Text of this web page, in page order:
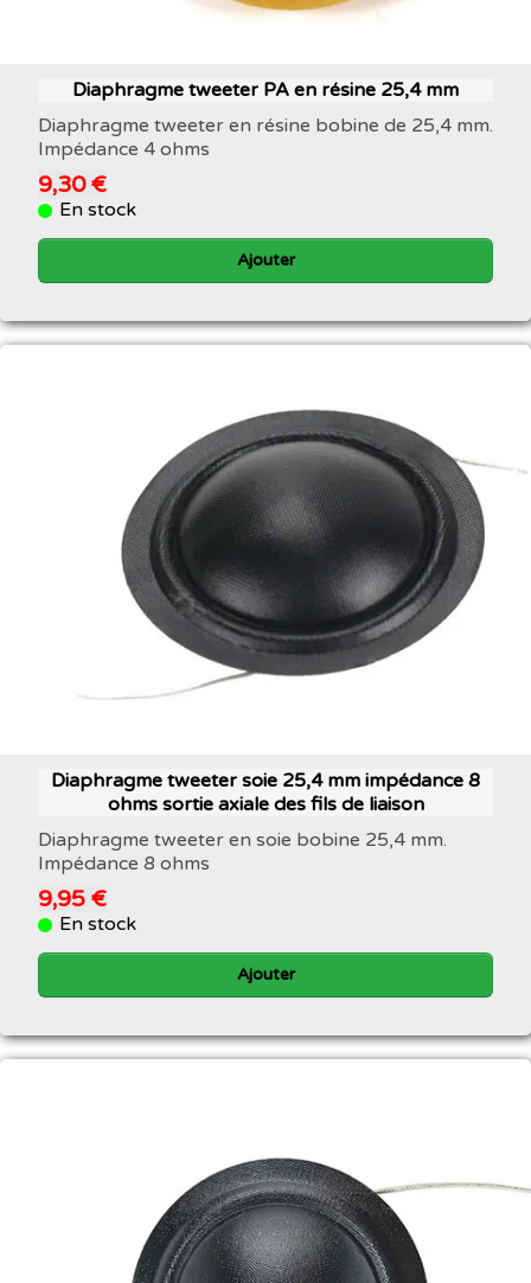
Diaphragme tweeter PA en résine 25,4 mm
Diaphragme tweeter en résine bobine de 25,4 mm.
Impédance 4 ohms
9,30 €
En stock
Ajouter
Diaphragme tweeter soie 25,4 mm impédance 8
ohms sortie axiale des fils de liaison
Diaphragme tweeter en soie bobine 25,4 mm.
Impédance 8 ohms
9,95 €
En stock
Ajouter